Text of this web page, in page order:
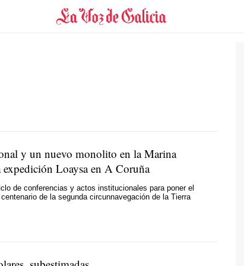
y un nuevo monolito en la Marina
expedición Loaysa en A Coruña
de conferencias y actos institucionales para poner el
de la segunda circunnavegación de la Tierra